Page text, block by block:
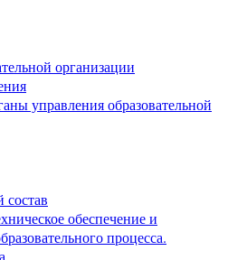
организации
управления образовательной
состав
обеспечение и
процесса.